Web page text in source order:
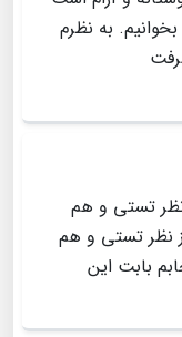
به نظرم
تستی و هم
نظر تستی و هم
بابت این